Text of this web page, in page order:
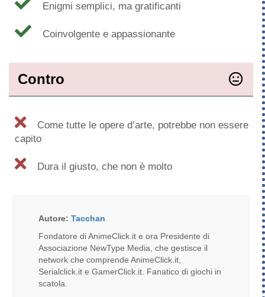
Enigmi semplici, ma gratificanti
Coinvolgente e appassionante
Contro
Come tutte le opere d’arte, potrebbe non essere
capito
Dura il giusto, che non è molto
Autore: Tacchan
Fondatore di AnimeClick.it e ora Presidente di
Associazione NewType Media, che gestisce il
network che comprende AnimeClick.it,
Serialclick.it e GamerClick.it. Fanatico di giochi in
scatola.